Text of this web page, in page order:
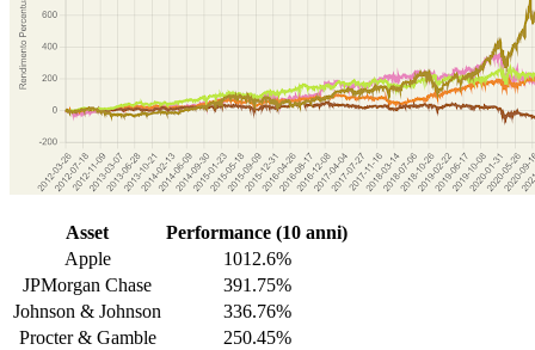
Asset
Performance (10 anni)
Apple
1012.6%
JPMorgan Chase
391.75%
Johnson & Johnson
336.76%
Procter & Gamble
250.45%